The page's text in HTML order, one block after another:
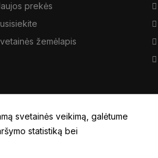
prekės
žemėlapis
svetainės veikimą, galėtume
statistiką bei